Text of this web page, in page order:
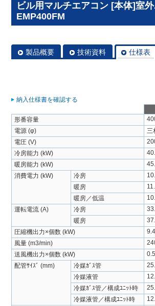
ビル用マルチエアコン [本体]室
EMP400FM
製品概要 技術資料 仕様表
納入仕様書を確認する
形番容量
電源 (φ)
三
電圧 (V)
冷房能力 (kW)
暖房能力 (kW)
消費電力 (kW)
冷房
暖房
暖房／低温
運転電流 (A)
冷房
暖房
圧縮機出力×個数 (kW)
風量 (m3/min)
送風機出力×個数 (kW)
配管ｻｲｽﾞ (mm)
冷媒ｶﾞｽ管
冷媒液管
冷媒ｶﾞｽ管／構成ﾕﾆｯﾄ時
冷媒液管／構成ﾕﾆｯﾄ時